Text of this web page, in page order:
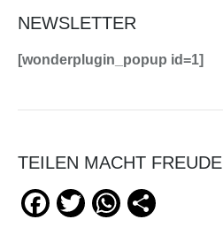
NEWSLETTER
[wonderplugin_popup id=1]
TEILEN MACHT FREUDE
Facebook
Twitter WhatsApp